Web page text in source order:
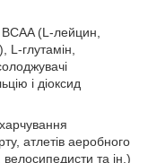
(L-лейцин,
L-глутамін,
і діоксид
атлетів аеробного
велосипедисти та ін.)